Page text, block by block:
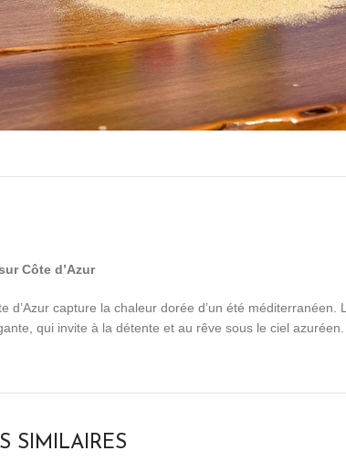
to enlarge
Côte d’Azur
d’Azur capture la chaleur dorée d’un été
qui invite à la détente et au rêve sous le ciel azuréen.
SIMILAIRES